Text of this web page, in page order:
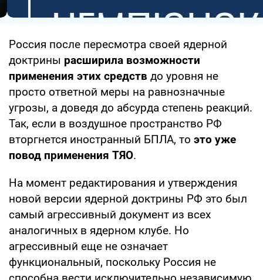
Россия после пересмотра своей ядерной
доктрины расширила возможности
применения этих средств до уровня не
просто ответной меры на равнозначные
угрозы, а доведя до абсурда степень реакций.
Так, если в воздушное пространство РФ
вторгнется иностранный БПЛА, то это уже
повод применения ТЯО.
На момент редактирования и утверждения
новой версии ядерной доктрины РФ это был
самый агрессивный документ из всех
аналогичных в ядерном клубе. Но
агрессивный еще не означает
функциональный, поскольку Россия не